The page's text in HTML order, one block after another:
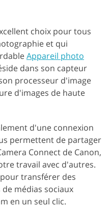
choix pour tous
et qui
Appareil photo
dans son capteur
processeur d'image
d'images de haute
d'une connexion
permettent de partager
Connect de Canon,
travail avec d'autres.
transférer des
médias sociaux
en un seul clic.